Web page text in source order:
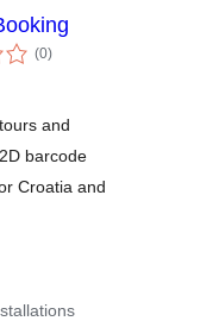
(0total
ratings
)
and
barcode
Croatia and